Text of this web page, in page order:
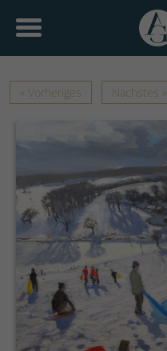
« Vorheriges Nächstes »